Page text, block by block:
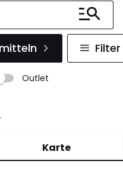
Filter
Outlet
Karte